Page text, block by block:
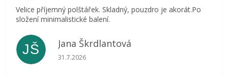
Velice příjemný polštářek. Skladný, pouzdro je akorát.Po
složení minimalistické balení.
JŠ Jana Škrdlantová
Hodnocení obchodu je 5 z 5 hvězdiček.
31.7.2026